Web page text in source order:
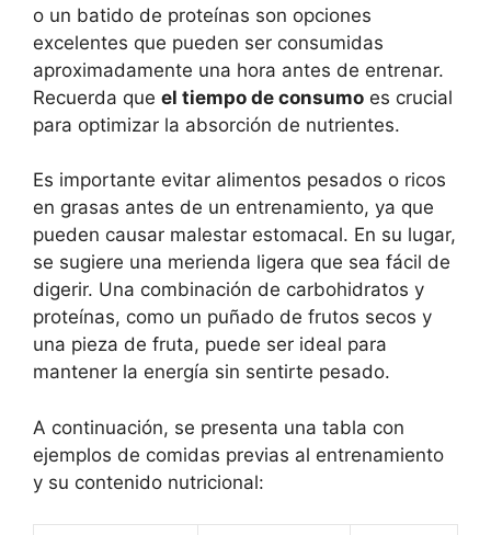
o un batido de proteínas son opciones
excelentes que pueden ser consumidas
aproximadamente una hora antes de entrenar.
Recuerda que el tiempo de consumo es crucial
para optimizar la absorción de nutrientes.
Es importante evitar alimentos pesados o ricos
en grasas antes de un entrenamiento, ya que
pueden causar malestar estomacal. En su lugar,
se sugiere una merienda ligera que sea fácil de
digerir. Una combinación de carbohidratos y
proteínas, como un puñado de frutos secos y
una pieza de fruta, puede ser ideal para
mantener la energía sin sentirte pesado.
A continuación, se presenta una tabla con
ejemplos de comidas previas al entrenamiento
y su contenido nutricional: